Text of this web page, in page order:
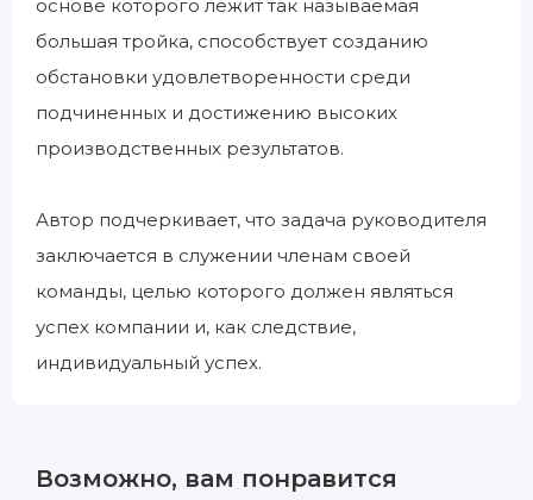
основе которого лежит так называемая
большая тройка, способствует созданию
обстановки удовлетворенности среди
подчиненных и достижению высоких
производственных результатов.
Автор подчеркивает, что задача руководителя
заключается в служении членам своей
команды, целью которого должен являться
успех компании и, как следствие,
индивидуальный успех.
Возможно, вам понравится